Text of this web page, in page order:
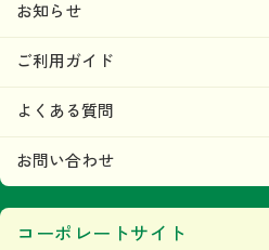
お知らせ
ご利用ガイド
よくある質問
お問い合わせ
コーポレートサイト